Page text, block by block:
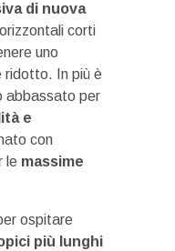
di nuova
corti
uno
ridotto. In più è
abbassato per
e
con
le massime
ospitare
più lunghi